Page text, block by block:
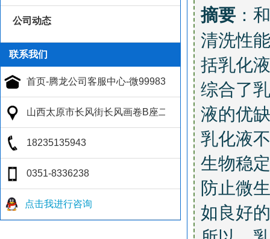
公司动态
联系我们
点击我进行咨询
摘要 ：
清洗性
括乳化
综合了
液的优
乳化液
生物稳
防止微
如良好